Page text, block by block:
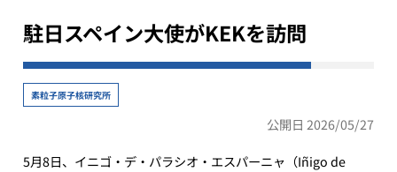
駐日スペイン大使がKEKを訪問
素粒子原子核研究所
公開日 2026/05/27
5月8日、イニゴ・デ・パラシオ・エスパーニャ（Iñigo de